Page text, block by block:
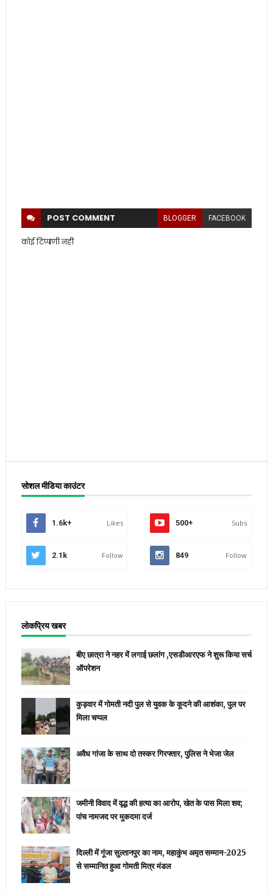
POST COMMENT BLOGGER FACEBOOK
कोई टिप्पणी नहीं
सोशल मीडिया काउंटर
1.6k+ Likes 500+ Subs
2.1k Follow 849 Follow
लोकप्रिय खबर
बीए छात्रा ने नहर में लगाई छलांग ,एसडीआरएफ ने शुरू किया सर्च
ऑपरेशन
कुड़वार में गोमती नदी पुल से युवक के कूदने की आशंका, पुल पर
मिला चप्पल
अवैध गांजा के साथ दो तस्कर गिरफ्तार, पुलिस ने भेजा जेल
जमीनी विवाद में वृद्ध की हत्या का आरोप, खेत के पास मिला शव;
पांच नामजद पर मुकदमा दर्ज
दिल्ली में गूंजा सुल्तानपुर का नाम, महाकुंभ अमृत सम्मान-2025
से सम्मानित हुआ गोमती मित्र मंडल